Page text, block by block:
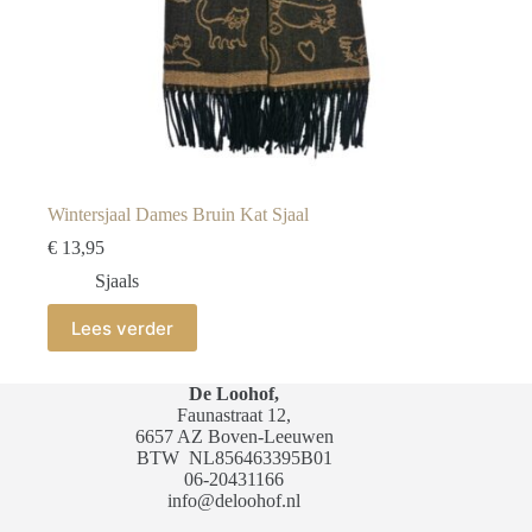
Wintersjaal Dames Bruin Kat Sjaal
€ 13,95
Sjaals
Lees verder
De Loohof,
Faunastraat 12,
6657 AZ Boven-Leeuwen
BTW NL856463395B01
06-20431166
info@deloohof.nl